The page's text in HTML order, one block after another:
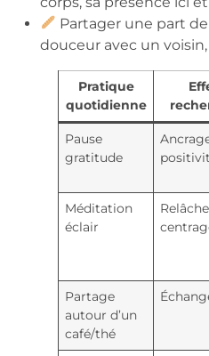
Partager une part
douceur avec un
Pratique
quotidienne
Pause
gratitude
Méditation
éclair
Partage
autour d’un
café/thé